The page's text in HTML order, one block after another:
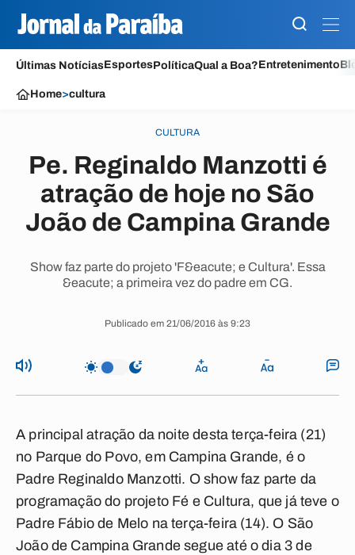
Últimas NotíciasEsportesPolíticaQual a Boa?Entretenimento
Home>cultura
CULTURA
Pe. Reginaldo Manzotti é
atração de hoje no São
João de Campina Grande
Show faz parte do projeto 'F&eacute; e Cultura'. Essa
&eacute; a primeira vez do padre em CG.
Publicado em 21/06/2016 às 9:23
A principal atração da noite desta terça-feira (21)
no Parque do Povo, em Campina Grande, é o
Padre Reginaldo Manzotti. O show faz parte da
programação do projeto Fé e Cultura, que já teve o
Padre Fábio de Melo na terça-feira (14). O São
João de Campina Grande segue até o dia 3 de